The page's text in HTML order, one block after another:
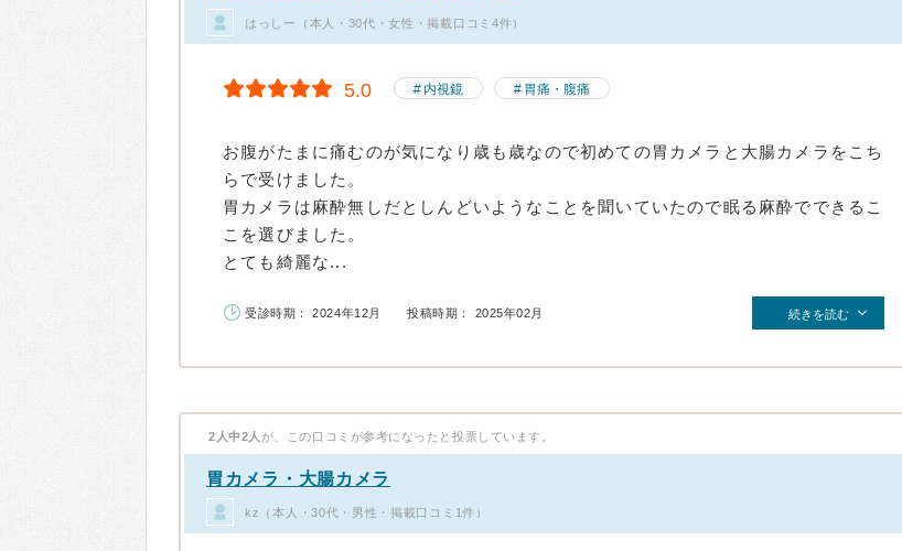
はっしー（本人・30代・女性・掲載口コミ4件）
5.0 内視鏡 胃痛・腹痛
お腹がたまに痛むのが気になり歳も歳なので初めての胃カメラと大腸カメラをこち
らで受けました。
胃カメラは麻酔無しだとしんどいようなことを聞いていたので眠る麻酔でできるこ
こを選びました。
とても綺麗な...
受診時期： 2024年12月 投稿時期： 2025年02月 続きを読む
2人中2人 が、この口コミが参考になったと投票しています。
胃カメラ・大腸カメラ
kz（本人・30代・男性・掲載口コミ1件）